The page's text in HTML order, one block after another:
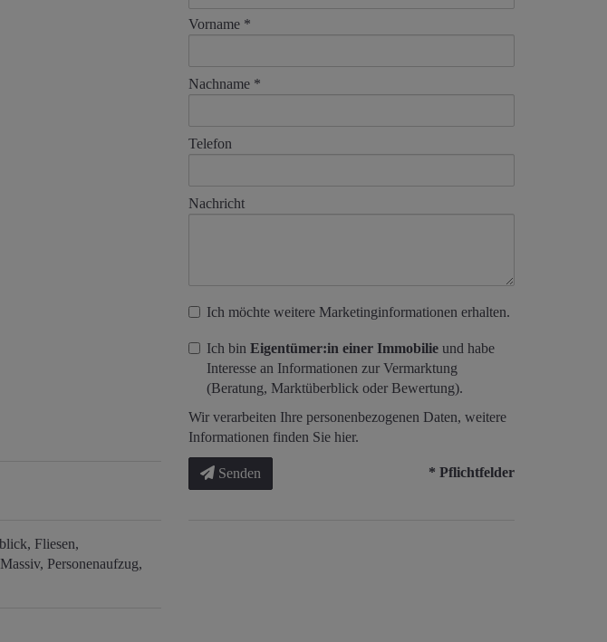
Fliesen
Massiv Personenaufzug
Vorname
Nachname
Telefon
Nachricht
Ich möchte weitere Marketinginformationen erhalten.
Ich bin Eigentümer:in einer Immobilie und habe
Interesse an Informationen zur Vermarktung
(Beratung, Marktüberblick oder Bewertung).
Wir verarbeiten Ihre personenbezogenen Daten, weitere
Informationen finden Sie hier.
Senden * Pflichtfelder